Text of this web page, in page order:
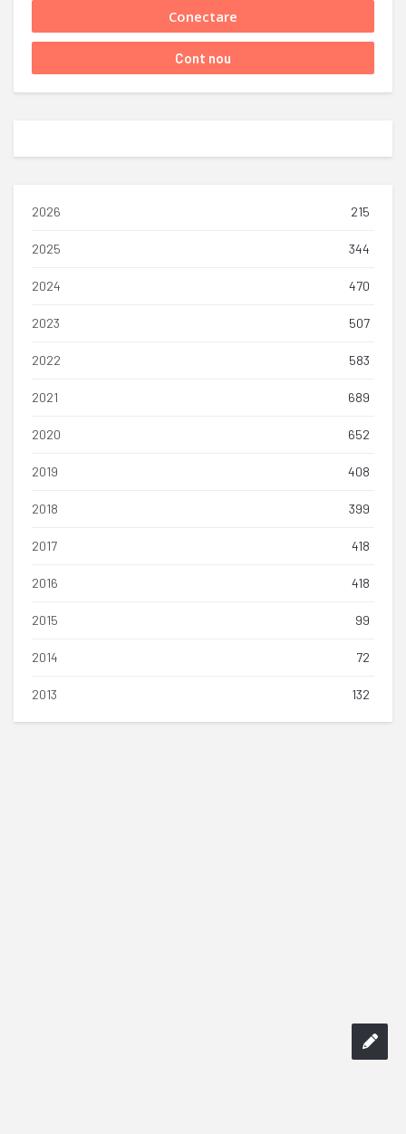
2026 215
2025 344
2024 470
2023 507
2022 583
2021 689
2020 652
2019 408
2018 399
2017 418
2016 418
2015 99
2014 72
2013 132